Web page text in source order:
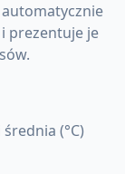
prezentuje je
(°C)